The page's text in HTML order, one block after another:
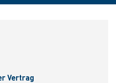
Vertrag